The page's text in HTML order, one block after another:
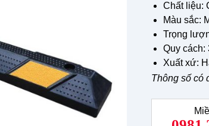
Chất liệu:
Màu sắc:
Trọng
Quy cách:
Xuất xứ:
Thông số có